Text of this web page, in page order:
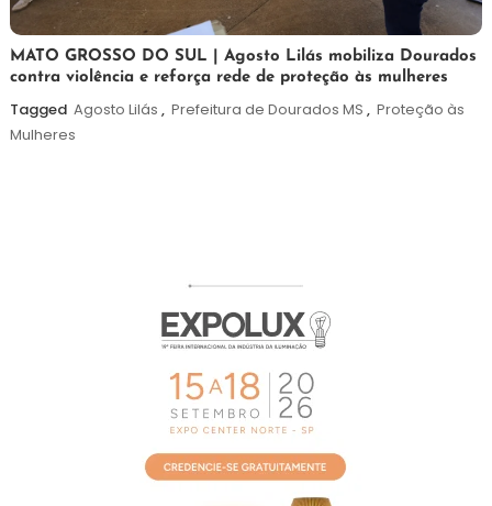
5
de
agosto
de
Maurilio
MATO GROSSO DO SUL | Agosto Lilás mobiliza Dourados
contra violência e reforça rede de proteção às mulheres
Tagged Agosto Lilás , Prefeitura de Dourados MS , Proteção às
Mulheres